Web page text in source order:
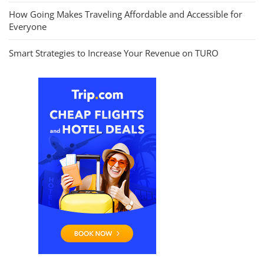
How Going Makes Traveling Affordable and Accessible for
Everyone
Smart Strategies to Increase Your Revenue on TURO